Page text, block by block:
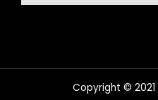
Copyright ©